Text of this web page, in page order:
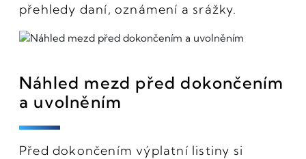
přehledy daní, oznámení a srážky.
Náhled mezd před dokončením
a uvolněním
Před dokončením výplatní listiny si